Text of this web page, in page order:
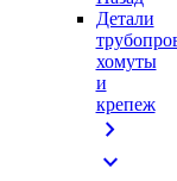
Детали
хомуты
и
крепеж
chevron_right
expand_more